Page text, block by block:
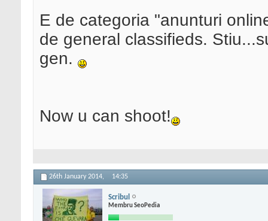
E de categoria "anunturi
de general classifieds.
gen.
Now u can shoot!
26th January 2014, 14:35
Scribul
Membru SeoPedia